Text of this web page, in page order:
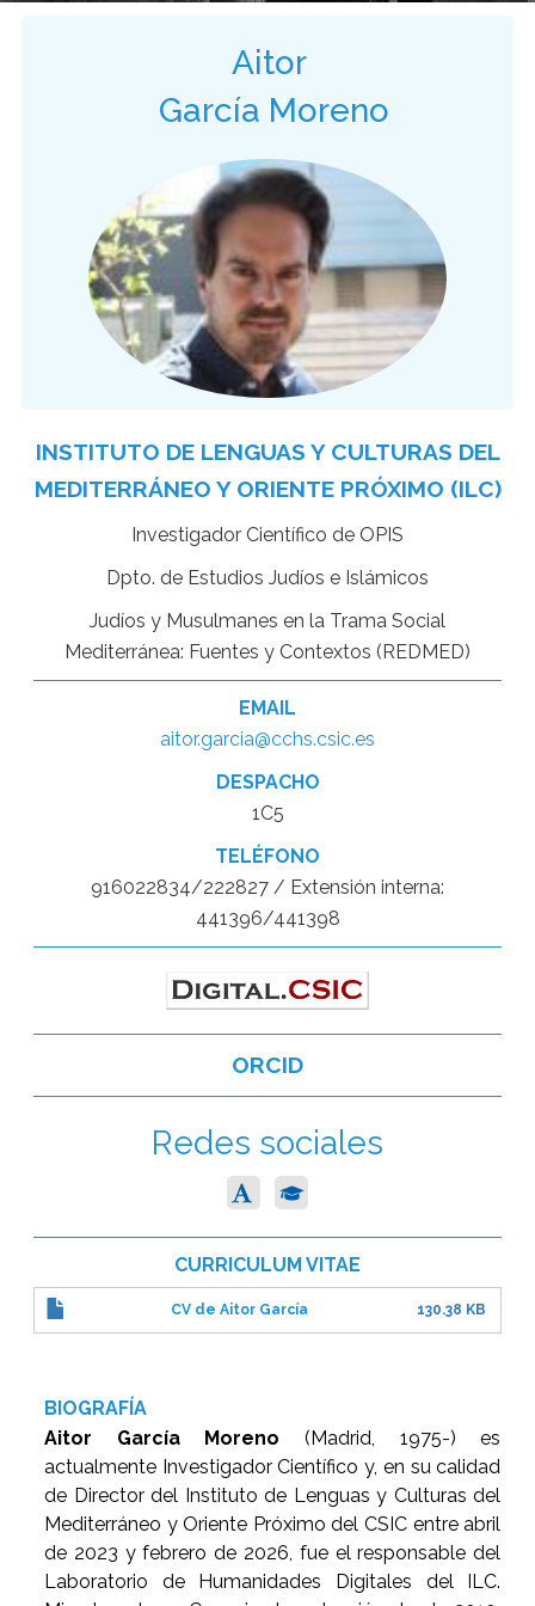
Aitor
García Moreno
INSTITUTO DE LENGUAS Y CULTURAS DEL
MEDITERRÁNEO Y ORIENTE PRÓXIMO (ILC)
Investigador Científico de OPIS
Dpto. de Estudios Judíos e Islámicos
Judíos y Musulmanes en la Trama Social
Mediterránea: Fuentes y Contextos (REDMED)
EMAIL
aitor.garcia@cchs.csic.es
DESPACHO
1C5
TELÉFONO
916022834/222827 / Extensión interna:
441396/441398
ORCID
Redes sociales
CURRICULUM VITAE
CV de Aitor García 130.38 KB
BIOGRAFÍA
Aitor García Moreno (Madrid, 1975-) es
actualmente Investigador Científico y, en su calidad
de Director del Instituto de Lenguas y Culturas del
Mediterráneo y Oriente Próximo del CSIC entre abril
de 2023 y febrero de 2026, fue el responsable del
Laboratorio de Humanidades Digitales del ILC.